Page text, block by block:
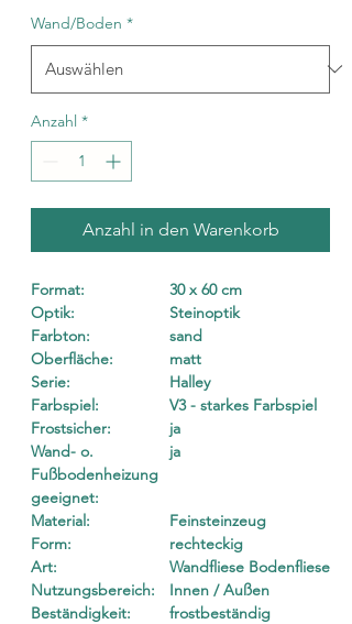
Wand/Boden *
Anzahl *
Anzahl in den Warenkorb
Format:
30 x 60 cm
Optik:
Steinoptik
Farbton:
sand
Oberfläche:
matt
Serie:
Halley
Farbspiel:
V3 - starkes Farbspiel
Frostsicher:
ja
Wand- o.
Fußbodenheizung
geeignet:
ja
Material:
Feinsteinzeug
Form:
rechteckig
Art:
Wandfliese Bodenfliese
Nutzungsbereich:
Innen / Außen
Beständigkeit:
frostbeständig